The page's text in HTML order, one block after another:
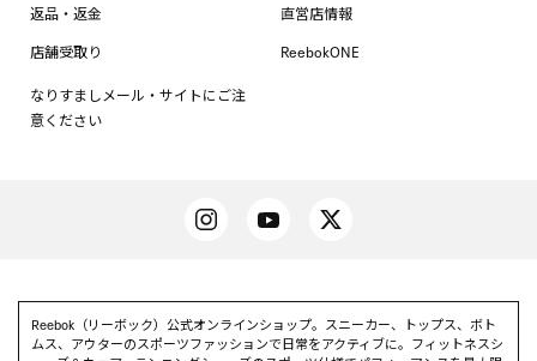
返品・返金
店舗受取り
なりすましメール・サイトにご注
意ください
直営店情報
ReebokONE
Reebok（リーボック）公式オンラインショップ。スニーカー、トップス、ボト
ムス、アウターのスポーツファッションで日常をアクティブに。フィットネスシ